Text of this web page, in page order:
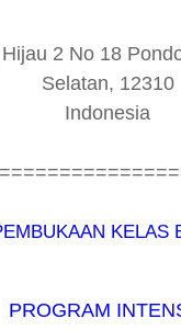
2 No 18
Selatan, 12310
Indonesia
KELAS
PROGRAM